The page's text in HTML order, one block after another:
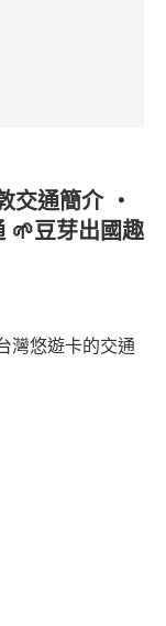
交通簡介 ‧
🌱豆芽出國趣
灣悠遊卡的交通